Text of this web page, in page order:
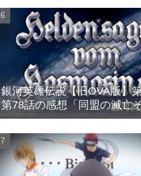
銀河英雄伝説【旧OVA版】
第78話の感想「同盟の滅亡
接対決へ」